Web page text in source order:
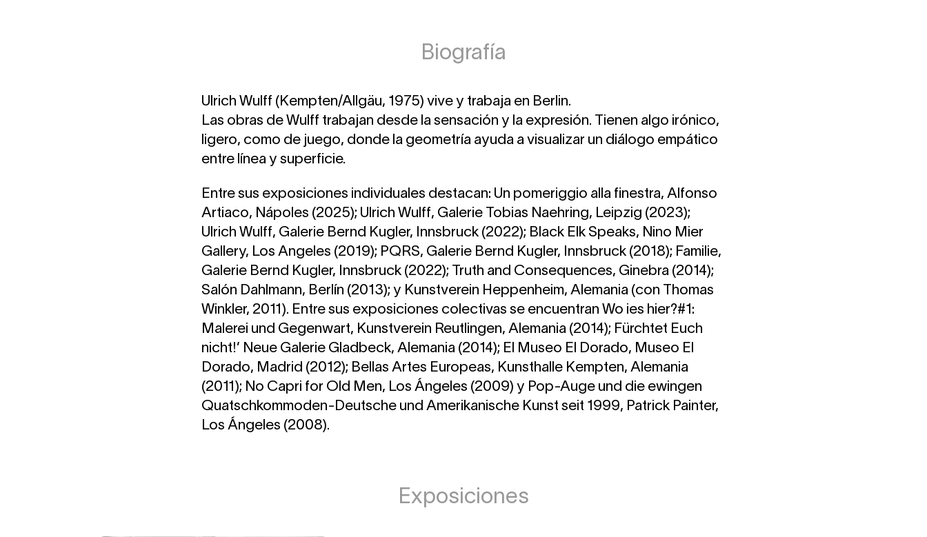
Biografía
Ulrich Wulff (Kempten/Allgäu, 1975) vive y trabaja en Berlin.
Las obras de Wulff trabajan desde la sensación y la expresión. Tienen algo irónico,
ligero, como de juego, donde la geometría ayuda a visualizar un diálogo empático
entre línea y superficie.
Entre sus exposiciones individuales destacan: Un pomeriggio alla finestra, Alfonso
Artiaco, Nápoles (2025); Ulrich Wulff, Galerie Tobias Naehring, Leipzig (2023);
Ulrich Wulff, Galerie Bernd Kugler, Innsbruck (2022); Black Elk Speaks, Nino Mier
Gallery, Los Angeles (2019); PQRS, Galerie Bernd Kugler, Innsbruck (2018); Familie,
Galerie Bernd Kugler, Innsbruck (2022); Truth and Consequences, Ginebra (2014);
Salón Dahlmann, Berlín (2013); y Kunstverein Heppenheim, Alemania (con Thomas
Winkler, 2011). Entre sus exposiciones colectivas se encuentran Wo ies hier?#1:
Malerei und Gegenwart, Kunstverein Reutlingen, Alemania (2014); Fürchtet Euch
nicht!’ Neue Galerie Gladbeck, Alemania (2014); El Museo El Dorado, Museo El
Dorado, Madrid (2012); Bellas Artes Europeas, Kunsthalle Kempten, Alemania
(2011); No Capri for Old Men, Los Ángeles (2009) y Pop-Auge und die ewingen
Quatschkommoden-Deutsche und Amerikanische Kunst seit 1999, Patrick Painter,
Los Ángeles (2008).
Exposiciones